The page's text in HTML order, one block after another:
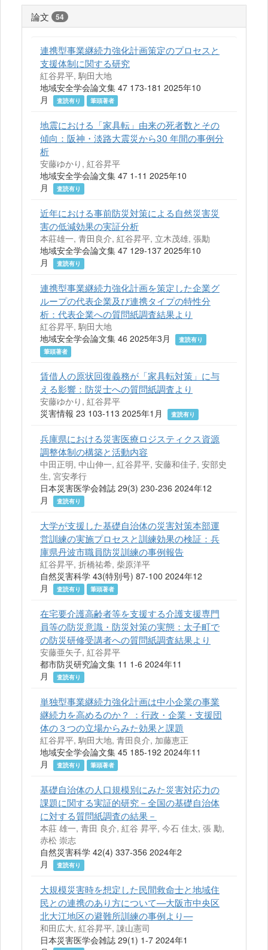
論文 54
連携型事業継続力強化計画策定のプロセスと
支援体制に関する研究
紅谷昇平, 駒田大地
地域安全学会論文集 47 173-181 2025年10
月
査読有り 筆頭著者
地震における「家具転」由来の死者数とその
傾向：阪神・淡路大震災から30 年間の事例分
析
安藤ゆかり, 紅谷昇平
地域安全学会論文集 47 1-11 2025年10
月
査読有り
近年における事前防災対策による自然災害災
害の低減効果の実証分析
本莊雄一, 青田良介, 紅谷昇平, 立木茂雄, 張勱
地域安全学会論文集 47 129-137 2025年10
月
査読有り
連携型事業継続力強化計画を策定した企業グ
ループの代表企業及び連携タイプの特性分
析：代表企業への質問紙調査結果より
紅谷昇平, 駒田大地
地域安全学会論文集 46 2025年3月
査読有り
筆頭著者
賃借人の原状回復義務が「家具転対策」に与
える影響：防災士への質問紙調査より
安藤ゆかり, 紅谷昇平
災害情報 23 103-113 2025年1月
査読有り
兵庫県における災害医療ロジスティクス資源
調整体制の構築と活動内容
中田正明, 中山伸一, 紅谷昇平, 安藤和佳子, 安部史
生, 宮安孝行
日本災害医学会雑誌 29(3) 230-236 2024年12
月
査読有り
大学が支援した基礎自治体の災害対策本部運
営訓練の実施プロセスと訓練効果の検証：兵
庫県丹波市職員防災訓練の事例報告
紅谷昇平, 折橋祐希, 柴原洋平
自然災害科学 43(特別号) 87-100 2024年12
月
査読有り 筆頭著者
在宅要介護高齢者等を支援する介護支援専門
員等の防災意識・防災対策の実態：太子町で
の防災研修受講者への質問紙調査結果より
安藤亜矢子, 紅谷昇平
都市防災研究論文集 11 1-6 2024年11
月
査読有り
単独型事業継続力強化計画は中小企業の事業
継続力を高めるのか？ ：行政・企業・支援団
体の３つの立場からみた効果と課題
紅谷昇平, 駒田大地, 青田良介, 加藤恵正
地域安全学会論文集 45 185-192 2024年11
月
査読有り 筆頭著者
基礎自治体の人口規模別にみた災害対応力の
課題に関する実証的研究－全国の基礎自治体
に対する質問紙調査の結果－
本莊 雄一, 青田 良介, 紅谷 昇平, 今石 佳太, 張 勱,
赤松 崇志
自然災害科学 42(4) 337-356 2024年2
月
査読有り
大規模災害時を想定した民間救命士と地域住
民との連携のあり方について—大阪市中央区
北大江地区の避難所訓練の事例より—
和田広大, 紅谷昇平, 諌山憲司
日本災害医学会雑誌 29(1) 1-7 2024年1